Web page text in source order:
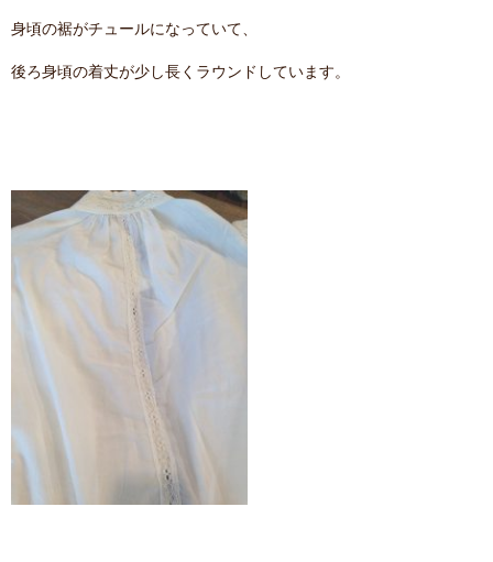
身頃の裾がチュールになっていて、
後ろ身頃の着丈が少し長くラウンドしています。